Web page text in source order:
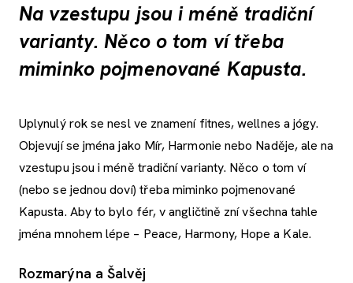
Na vzestupu jsou i méně tradiční
varianty. Něco o tom ví třeba
miminko pojmenované Kapusta.
Uplynulý rok se nesl ve znamení fitnes, wellnes a jógy.
Objevují se jména jako Mír, Harmonie nebo Naděje, ale na
vzestupu jsou i méně tradiční varianty. Něco o tom ví
(nebo se jednou doví) třeba miminko pojmenované
Kapusta. Aby to bylo fér, v angličtině zní všechna tahle
jména mnohem lépe – Peace, Harmony, Hope a Kale.
Rozmarýna a Šalvěj